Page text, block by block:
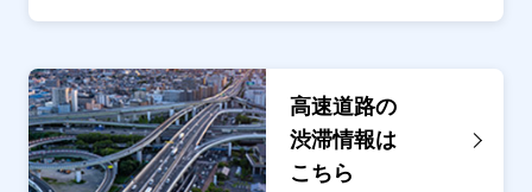
高速道路の
渋滞情報は
こちら